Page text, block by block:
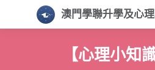
澳門學聯升學及心
【心理小知